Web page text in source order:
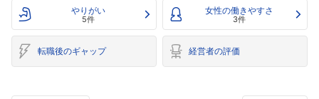
やりがい
5件
女性の働きやすさ
3件
転職後のギャップ 経営者の評価